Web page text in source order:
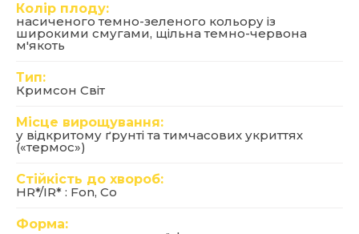
Колір плоду:
насиченого темно-зеленого кольору із
широкими смугами, щільна темно-червона
м'якоть
Тип:
Кримсон Світ
Місце вирощування:
у відкритому ґрунті та тимчасових укриттях
(«термос»)
Стійкість до хвороб:
HR*/IR* : Fon, Co
Форма: